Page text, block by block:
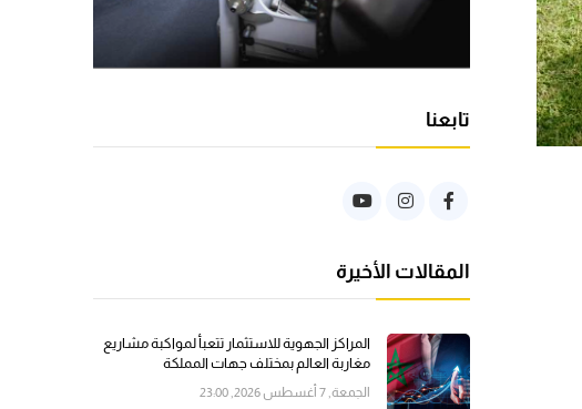
تابعنا
المقالات الأخيرة
المراكز الجهوية للاستثمار تتعبأ لمواكبة مشاريع
مغاربة العالم بمختلف جهات المملكة
الجمعة, 7 أغسطس 2026, 23:00